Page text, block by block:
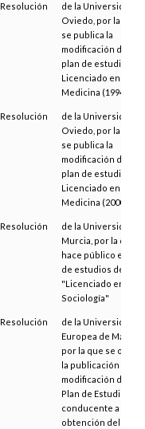
Resolución
de la Universidad
Oviedo, por la que
se publica la
modificación del
plan de estudios de
Licenciado en
Medicina (1994)
Resolución
de la Universidad
Oviedo, por la que
se publica la
modificación del
plan de estudios de
Licenciado en
Medicina (2000)
Resolución
de la Universidad
Murcia, por la que
hace público el plan
de estudios de
"Licenciado en
Sociología"
Resolución
de la Universidad
Europea de Madrid,
por la que se
la publicación de la
modificación del
Plan de Estudios,
conducente a la
obtención del título